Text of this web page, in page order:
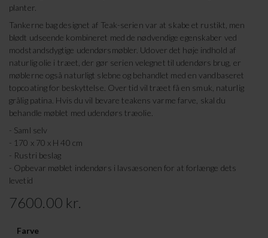
planter.
Tankerne bag designet af Teak-serien var at skabe et rustikt, men
blødt udseende kombineret med de nødvendige egenskaber ved
modstandsdygtige udendørsmøbler. Udover det høje indhold af
naturlig olie i træet, der gør serien velegnet til udendørs brug, er
møblerne også naturligt slebne og behandlet med en vandbaseret
topcoating for beskyttelse. Over tid vil træet få en smuk, naturlig
grålig patina. Hvis du vil bevare teakens varme farve, skal du
behandle møblet med udendørs træolie.
- Saml selv
- 170 x 70 x H 40 cm
- Rustri beslag
- Opbevar møblet indendørs i lavsæsonen for at forlænge dets
levetid
7600.00 kr.
Farve